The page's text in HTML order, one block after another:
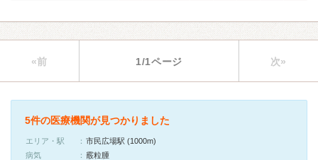
«前 1/1ページ 次»
5件の医療機関が見つかりました
エリア・駅
市民広場駅 (1000m)
病気
霰粒腫